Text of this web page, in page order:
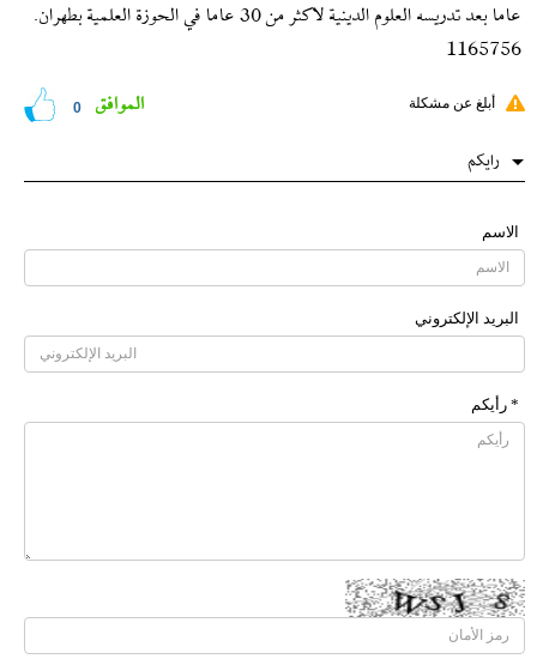
عاما بعد تدريسه العلوم الدينية لاكثر من 30 عاما في الحوزة العلمية بطهران.
1165756
أبلغ عن مشكلة 0 الموافق
رایکم
الاسم
البرید الإلکتروني
* رأیکم